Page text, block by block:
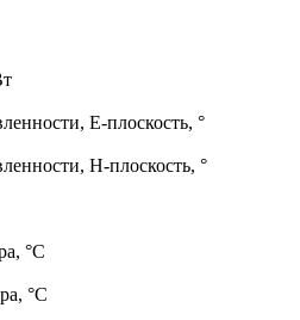
E-плоскость, °
H-плоскость, °
°C
°C